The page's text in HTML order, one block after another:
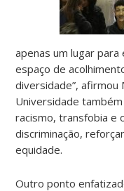
apenas um lugar
espaço de
diversidade”, afirmou
Universidade
racismo, transfobia e
discriminação,
equidade.
Outro ponto